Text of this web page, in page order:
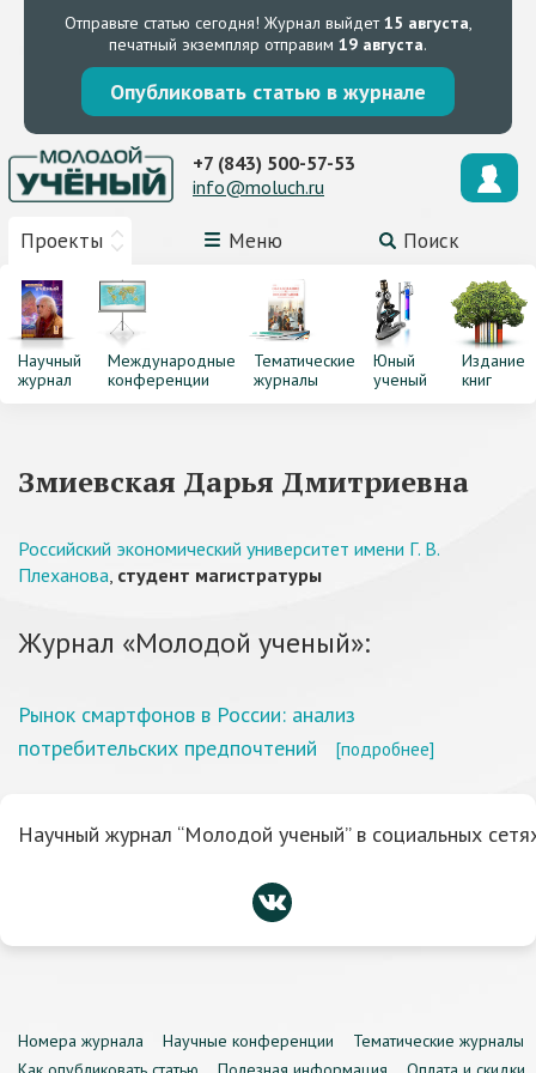
Отправьте статью сегодня! Журнал выйдет15 августа,
печатный экземпляр отправим 19 августа.
Опубликовать статью в журнале
Проекты Меню Поиск
+7 (843) 500-57-53
info@moluch.ru
Научный
журнал
Международные
конференции
Тематические
журналы
Юный
ученый
Издание
книг
Змиевская Дарья Дмитриевна
Российский экономический университет имени Г. В.
Плеханова, студент магистратуры
Журнал «Молодой ученый»:
Рынок смартфонов в России: анализ
потребительских предпочтений
[подробнее]
Научный журнал “Молодой ученый” в социальных
Номера журнала Научные конференции
Тематические журналы